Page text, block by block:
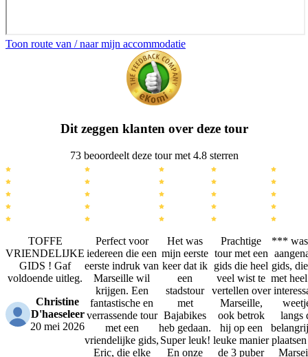
Toon route van / naar mijn accommodatie
Dit zeggen klanten over deze tour
73 beoordeelt deze tour met 4.8 sterren
TOFFE
VRIENDELIJKE
GIDS ! Gaf
voldoende uitleg.
Christine
D'haeseleer
20 mei 2026
Perfect voor
iedereen die een
eerste indruk van
Marseille wil
krijgen. Een
fantastische en
verrassende tour
met een
vriendelijke gids,
Eric, die elke
Het was
mijn eerste
keer dat ik
een
stadstour
met
Bajabikes
heb gedaan.
Super leuk!
En onze
Prachtige
tour met een
gids die heel
veel wist te
vertellen over
Marseille,
ook betrok
hij op een
leuke manier
de 3 puber
*** was
gids,
met
langs